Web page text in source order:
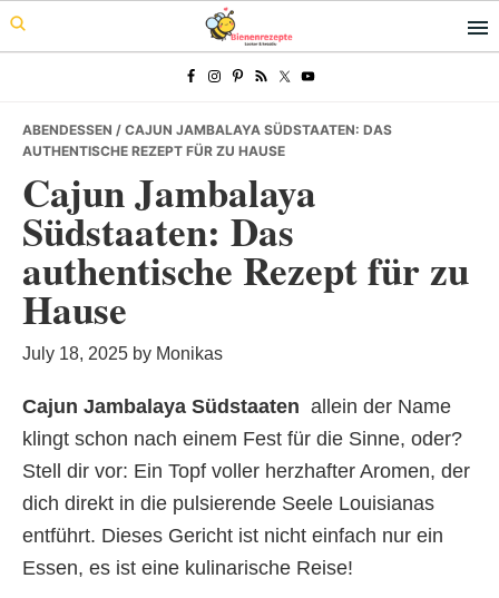
Skip
to
Skip
to
Skip
to
ABENDESSEN / CAJUN JAMBALAYA SÜDSTAATEN: DAS
AUTHENTISCHE REZEPT FÜR ZU HAUSE
Cajun Jambalaya
Südstaaten: Das
authentische Rezept für zu
Hause
July 18, 2025 by Monikas
Cajun Jambalaya Südstaaten  allein der Name
klingt schon nach einem Fest für die Sinne, oder?
Stell dir vor: Ein Topf voller herzhafter Aromen, der
dich direkt in die pulsierende Seele Louisianas
entführt. Dieses Gericht ist nicht einfach nur ein
Essen, es ist eine kulinarische Reise!